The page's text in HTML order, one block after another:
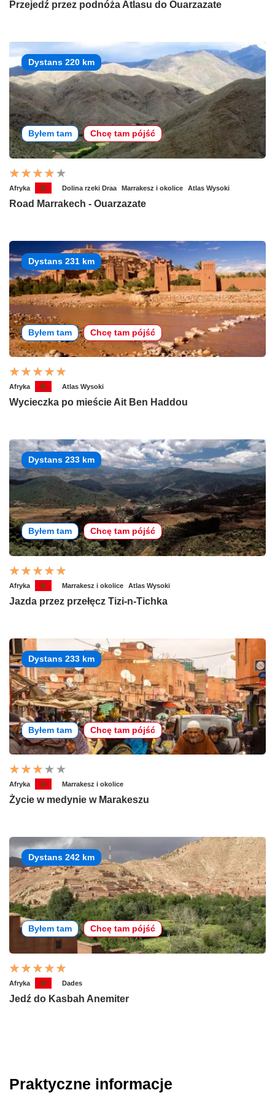
Przejedź przez podnóża Atlasu do Ouarzazate
Dystans 220 km
Byłem tam Chcę tam pójść
Afryka Dolina rzeki Draa Marrakesz i okolice Atlas Wysoki
Road Marrakech - Ouarzazate
Dystans 231 km
Byłem tam Chcę tam pójść
Afryka Atlas Wysoki
Wycieczka po mieście Ait Ben Haddou
Dystans 233 km
Byłem tam Chcę tam pójść
Afryka Marrakesz i okolice Atlas Wysoki
Jazda przez przełęcz Tizi-n-Tichka
Dystans 233 km
Byłem tam Chcę tam pójść
Afryka Marrakesz i okolice
Życie w medynie w Marakeszu
Dystans 242 km
Byłem tam Chcę tam pójść
Afryka Dades
Jedź do Kasbah Anemiter
Praktyczne informacje